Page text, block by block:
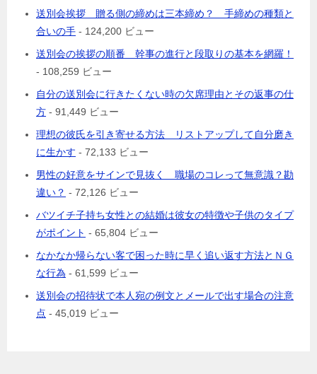
送別会挨拶 贈る側の締めは三本締め？ 手締めの種類と
合いの手 - 124,200 ビュー
送別会の挨拶の順番 幹事の進行と段取りの基本を網羅！
- 108,259 ビュー
自分の送別会に行きたくない時の欠席理由とその返事の仕
方 - 91,449 ビュー
理想の彼氏を引き寄せる方法 リストアップして自分磨き
に生かす - 72,133 ビュー
男性の好意をサインで見抜く 職場のコレって無意識？勘
違い？ - 72,126 ビュー
バツイチ子持ち女性との結婚は彼女の特徴や子供のタイプ
がポイント - 65,804 ビュー
なかなか帰らない客で困った時に早く追い返す方法とＮＧ
な行為 - 61,599 ビュー
送別会の招待状で本人宛の例文とメールで出す場合の注意
点 - 45,019 ビュー